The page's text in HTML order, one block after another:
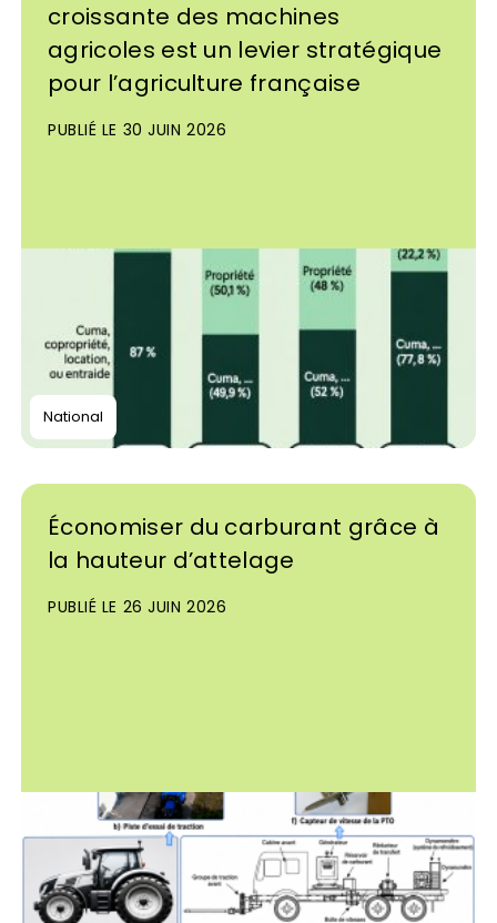
croissante des machines
agricoles est un levier stratégique
pour l’agriculture française
PUBLIÉ LE 30 JUIN 2026
National
Économiser du carburant grâce à
la hauteur d’attelage
PUBLIÉ LE 26 JUIN 2026